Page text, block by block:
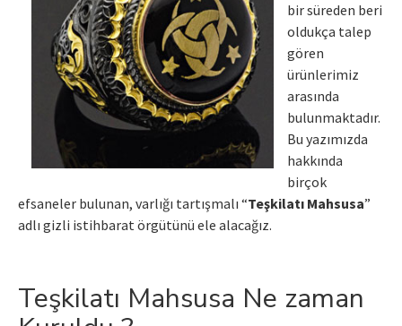
bir süreden beri
oldukça talep
gören
ürünlerimiz
arasında
bulunmaktadır.
Bu yazımızda
hakkında
birçok
efsaneler bulunan, varlığı tartışmalı “Teşkilatı Mahsusa”
adlı gizli istihbarat örgütünü ele alacağız.
Teşkilatı Mahsusa Ne zaman